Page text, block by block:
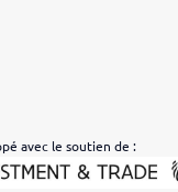
avec le soutien de :